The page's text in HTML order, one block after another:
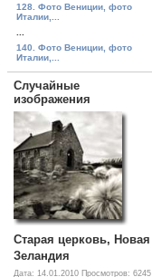
128. Фото Вениции, фото
Италии,...
140. Фото Вениции, фото
Италии,...
Случайные
изображения
Старая церковь, Новая
Зеландия
Дата: 14.01.2010 Просмотров: 6245